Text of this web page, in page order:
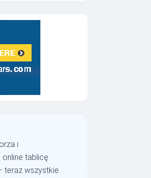
i
tablicę
teraz wszystkie